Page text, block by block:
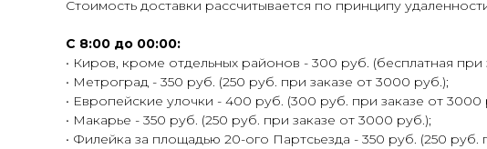
Стоимость доставки рассчитывается по принципу
С 8:00 до 00:00:
• Киров, кроме отдельных районов - 300 руб. (бесплатная
• Метроград - 350 руб. (250 руб. при заказе от 3000 руб.);
• Европейские улочки - 400 руб. (300 руб. при заказе от 3000
• Макарье - 350 руб. (250 руб. при заказе от 3000 руб.);
• Филейка за площадью 20-ого Партсьезда - 350 руб. (250 руб.